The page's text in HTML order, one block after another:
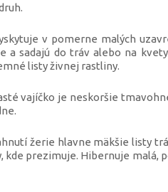
v pomerne malých
a sadajú do tráv alebo na
listy živnej rastliny.
vajíčko je neskoršie
žerie hlavne mäkšie listy
kde prezimuje. Hibernuje malá,